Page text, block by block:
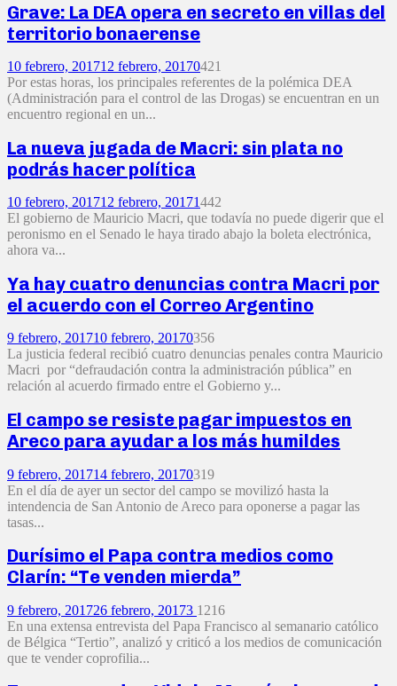
Grave: La DEA opera en secreto en villas del
territorio bonaerense
10 febrero, 201712 febrero, 20170421
Por estas horas, los principales referentes de la polémica DEA
(Administración para el control de las Drogas) se encuentran en un
encuentro regional en un...
La nueva jugada de Macri: sin plata no
podrás hacer política
10 febrero, 201712 febrero, 20171442
El gobierno de Mauricio Macri, que todavía no puede digerir que el
peronismo en el Senado le haya tirado abajo la boleta electrónica,
ahora va...
Ya hay cuatro denuncias contra Macri por
el acuerdo con el Correo Argentino
9 febrero, 201710 febrero, 20170356
La justicia federal recibió cuatro denuncias penales contra Mauricio
Macri por “defraudación contra la administración pública” en
relación al acuerdo firmado entre el Gobierno y...
El campo se resiste pagar impuestos en
Areco para ayudar a los más humildes
9 febrero, 201714 febrero, 20170319
En el día de ayer un sector del campo se movilizó hasta la
intendencia de San Antonio de Areco para oponerse a pagar las
tasas...
Durísimo el Papa contra medios como
Clarín: “Te venden mierda”
9 febrero, 201726 febrero, 20173 1216
En una extensa entrevista del Papa Francisco al semanario católico
de Bélgica “Tertio”, analizó y criticó a los medios de comunicación
que te vender coprofilia...